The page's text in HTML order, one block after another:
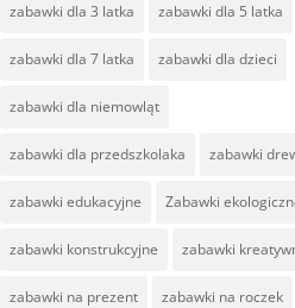
zabawki dla 3 latka zabawki dla 5 latka
zabawki dla 7 latka zabawki dla dzieci
zabawki dla niemowląt
zabawki dla przedszkolaka zabawki
zabawki edukacyjne Zabawki
zabawki konstrukcyjne zabawki
zabawki na prezent zabawki na roczek